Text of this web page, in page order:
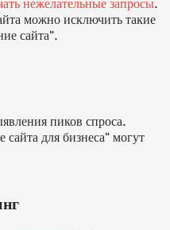
нежелательные запросы.
можно исключить такие
сайта".
пиков спроса.
для бизнеса" могут